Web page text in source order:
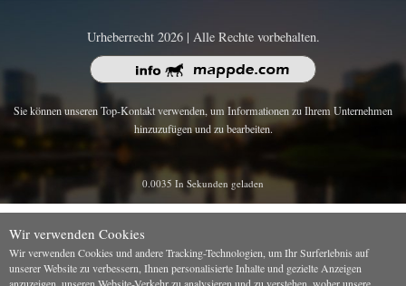
Urheberrecht 2026 | Alle Rechte vorbehalten.
Sie können unseren Top-Kontakt verwenden, um Informationen zu Ihrem Unternehmen
hinzuzufügen und zu bearbeiten.
0.0035 In Sekunden geladen
Wir verwenden Cookies
Wir verwenden Cookies und andere Tracking-Technologien, um Ihr Surferlebnis auf
unserer Website zu verbessern, Ihnen personalisierte Inhalte und gezielte Anzeigen
anzuzeigen, unseren Website-Verkehr zu analysieren und zu verstehen, woher unsere